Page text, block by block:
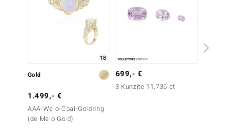
18
Gold
1.499,- €
AAA-Welo-Opal-Goldring
(de Melo Gold)
699,- €
3 Kunzite 11,736 ct